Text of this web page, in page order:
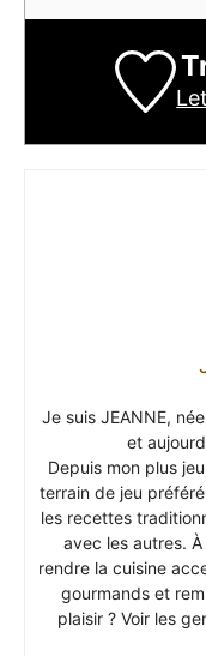
Je suis JEANNE,
et
Depuis mon plus
terrain de jeu
les recettes
avec les autres.
rendre la cuisine
gourmands et
plaisir ? Voir les